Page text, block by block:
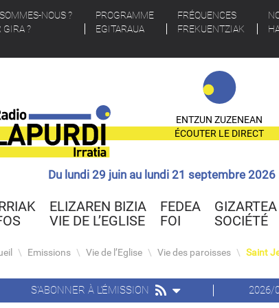
NOUS ?
GIRA ?
PROGRAMME
EGITARAUA
FRÉQUENCES
FREKUENTZIAK
ENTZUN ZUZENEAN
ÉCOUTER LE DIRECT
Du lundi 29 juin au lundi 21 septembre 2026
ELIZAREN BIZIA
VIE DE L’EGLISE
FEDEA
FOI
GIZARTEA
SOCIÉTÉ
\ Emissions \ Vie de l’Eglise \ Vie des paroisses \ Saint
S'ABONNER À L'ÉMISSION 2026/